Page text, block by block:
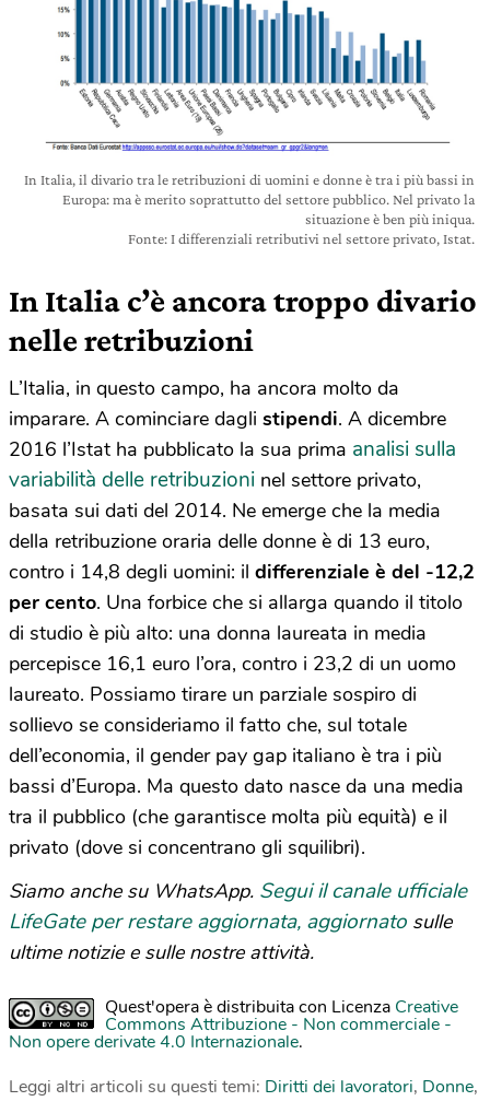
In Italia, il divario tra le retribuzioni di uomini e donne è tra i più bassi in
Europa: ma è merito soprattutto del settore pubblico. Nel privato la
situazione è ben più iniqua.
Fonte: I differenziali retributivi nel settore privato, Istat.
In Italia c’è ancora troppo divario
nelle retribuzioni
L’Italia, in questo campo, ha ancora molto da
imparare. A cominciare dagli stipendi. A dicembre
2016 l’Istat ha pubblicato la sua prima analisi sulla
variabilità delle retribuzioni nel settore privato,
basata sui dati del 2014. Ne emerge che la media
della retribuzione oraria delle donne è di 13 euro,
contro i 14,8 degli uomini: il differenziale è del -12,2
per cento. Una forbice che si allarga quando il titolo
di studio è più alto: una donna laureata in media
percepisce 16,1 euro l’ora, contro i 23,2 di un uomo
laureato. Possiamo tirare un parziale sospiro di
sollievo se consideriamo il fatto che, sul totale
dell’economia, il gender pay gap italiano è tra i più
bassi d’Europa. Ma questo dato nasce da una media
tra il pubblico (che garantisce molta più equità) e il
privato (dove si concentrano gli squilibri).
Siamo anche su WhatsApp. Segui il canale ufficiale
LifeGate per restare aggiornata, aggiornato sulle
ultime notizie e sulle nostre attività.
Quest'opera è distribuita con Licenza Creative
Commons Attribuzione - Non commerciale -
Non opere derivate 4.0 Internazionale.
Leggi altri articoli su questi temi: Diritti dei lavoratori, Donne,